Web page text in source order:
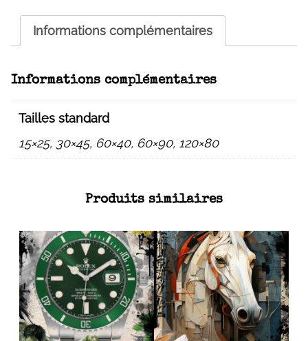
Informations complémentaires
Informations complémentaires
Tailles standard
15×25, 30×45, 60×40, 60×90, 120×80
Produits similaires